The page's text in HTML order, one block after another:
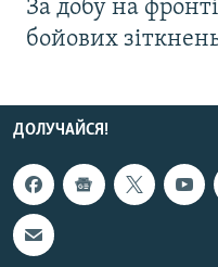
За добу на
бойових
ДОЛУЧАЙСЯ!